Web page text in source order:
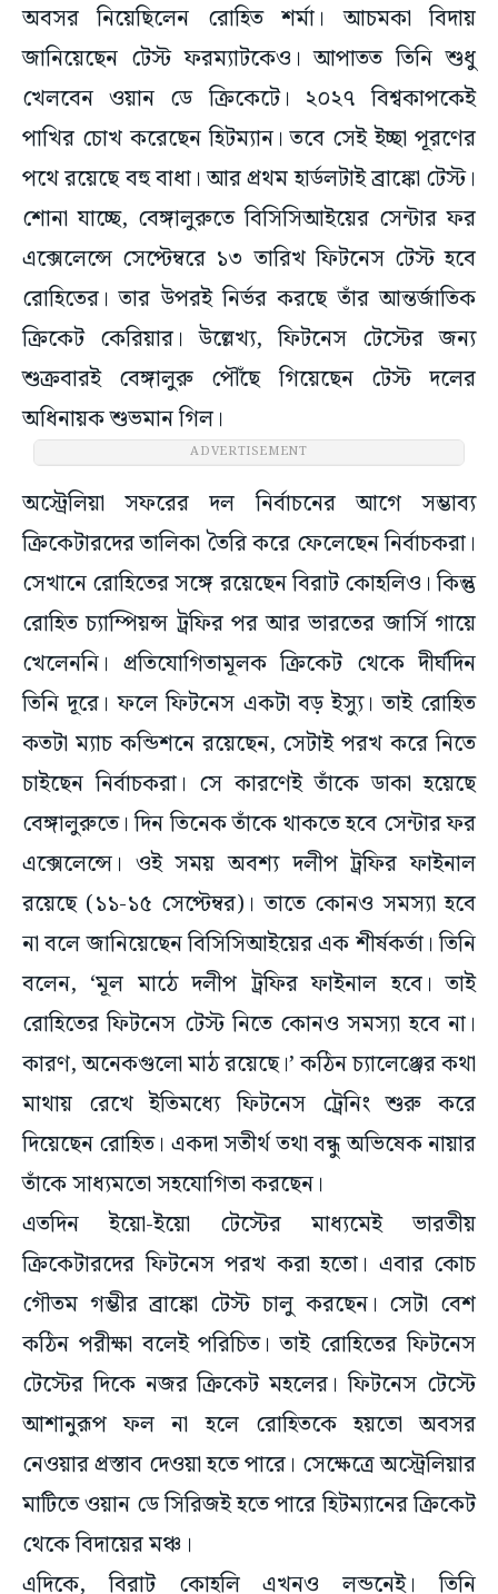
অবসর নিয়েছিলেন রোহিত শর্মা। আচমকা বিদায়
জানিয়েছেন টেস্ট ফরম্যাটকেও। আপাতত তিনি শুধু
খেলবেন ওয়ান ডে ক্রিকেটে। ২০২৭ বিশ্বকাপকেই
পাখির চোখ করেছেন হিটম্যান। তবে সেই ইচ্ছা পূরণের
পথে রয়েছে বহু বাধা। আর প্রথম হার্ডলটাই ব্রাঙ্কো টেস্ট।
শোনা যাচ্ছে, বেঙ্গালুরুতে বিসিসিআইয়ের সেন্টার ফর
এক্সেলেন্সে সেপ্টেম্বরে ১৩ তারিখ ফিটনেস টেস্ট হবে
রোহিতের। তার উপরই নির্ভর করছে তাঁর আন্তর্জাতিক
ক্রিকেট কেরিয়ার। উল্লেখ্য, ফিটনেস টেস্টের জন্য
শুক্রবারই বেঙ্গালুরু পৌঁছে গিয়েছেন টেস্ট দলের
অধিনায়ক শুভমান গিল।
ADVERTISEMENT
অস্ট্রেলিয়া সফরের দল নির্বাচনের আগে সম্ভাব্য
ক্রিকেটারদের তালিকা তৈরি করে ফেলেছেন নির্বাচকরা।
সেখানে রোহিতের সঙ্গে রয়েছেন বিরাট কোহলিও। কিন্তু
রোহিত চ্যাম্পিয়ন্স ট্রফির পর আর ভারতের জার্সি গায়ে
খেলেননি। প্রতিযোগিতামূলক ক্রিকেট থেকে দীর্ঘদিন
তিনি দূরে। ফলে ফিটনেস একটা বড় ইস্যু। তাই রোহিত
কতটা ম্যাচ কন্ডিশনে রয়েছেন, সেটাই পরখ করে নিতে
চাইছেন নির্বাচকরা। সে কারণেই তাঁকে ডাকা হয়েছে
বেঙ্গালুরুতে। দিন তিনেক তাঁকে থাকতে হবে সেন্টার ফর
এক্সেলেন্সে। ওই সময় অবশ্য দলীপ ট্রফির ফাইনাল
রয়েছে (১১-১৫ সেপ্টেম্বর)। তাতে কোনও সমস্যা হবে
না বলে জানিয়েছেন বিসিসিআইয়ের এক শীর্ষকর্তা। তিনি
বলেন, ‘মূল মাঠে দলীপ ট্রফির ফাইনাল হবে। তাই
রোহিতের ফিটনেস টেস্ট নিতে কোনও সমস্যা হবে না।
কারণ, অনেকগুলো মাঠ রয়েছে।’ কঠিন চ্যালেঞ্জের কথা
মাথায় রেখে ইতিমধ্যে ফিটনেস ট্রেনিং শুরু করে
দিয়েছেন রোহিত। একদা সতীর্থ তথা বন্ধু অভিষেক নায়ার
তাঁকে সাধ্যমতো সহযোগিতা করছেন।
এতদিন ইয়ো-ইয়ো টেস্টের মাধ্যমেই ভারতীয়
ক্রিকেটারদের ফিটনেস পরখ করা হতো। এবার কোচ
গৌতম গম্ভীর ব্রাঙ্কো টেস্ট চালু করছেন। সেটা বেশ
কঠিন পরীক্ষা বলেই পরিচিত। তাই রোহিতের ফিটনেস
টেস্টের দিকে নজর ক্রিকেট মহলের। ফিটনেস টেস্টে
আশানুরূপ ফল না হলে রোহিতকে হয়তো অবসর
নেওয়ার প্রস্তাব দেওয়া হতে পারে। সেক্ষেত্রে অস্ট্রেলিয়ার
মাটিতে ওয়ান ডে সিরিজই হতে পারে হিটম্যানের ক্রিকেট
থেকে বিদায়ের মঞ্চ।
এদিকে, বিরাট কোহলি এখনও লন্ডনেই। তিনি